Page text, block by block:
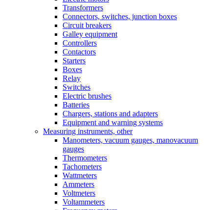
Transformers
Connectors, switches, junction boxes
Circuit breakers
Galley equipment
Controllers
Contactors
Starters
Boxes
Relay
Switches
Electric brushes
Batteries
Chargers, stations and adapters
Equipment and warning systems
Measuring instruments, other
Manometers, vacuum gauges, manovacuum
gauges
Thermometers
Tachometers
Wattmeters
Ammeters
Voltmeters
Voltammeters